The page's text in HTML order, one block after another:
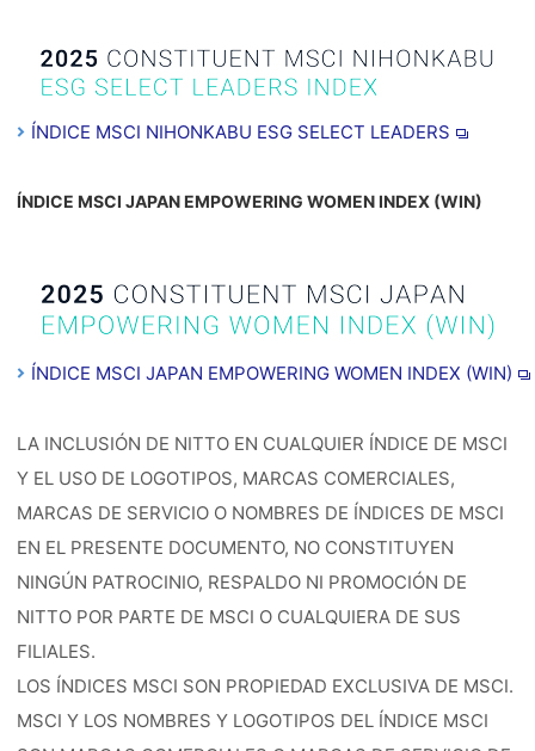
ÍNDICE MSCI NIHONKABU ESG SELECT LEADERS
ÍNDICE MSCI JAPAN EMPOWERING WOMEN INDEX (WIN)
ÍNDICE MSCI JAPAN EMPOWERING WOMEN INDEX (WIN)
LA INCLUSIÓN DE NITTO EN CUALQUIER ÍNDICE DE MSCI
Y EL USO DE LOGOTIPOS, MARCAS COMERCIALES,
MARCAS DE SERVICIO O NOMBRES DE ÍNDICES DE MSCI
EN EL PRESENTE DOCUMENTO, NO CONSTITUYEN
NINGÚN PATROCINIO, RESPALDO NI PROMOCIÓN DE
NITTO POR PARTE DE MSCI O CUALQUIERA DE SUS
FILIALES.
LOS ÍNDICES MSCI SON PROPIEDAD EXCLUSIVA DE MSCI.
MSCI Y LOS NOMBRES Y LOGOTIPOS DEL ÍNDICE MSCI